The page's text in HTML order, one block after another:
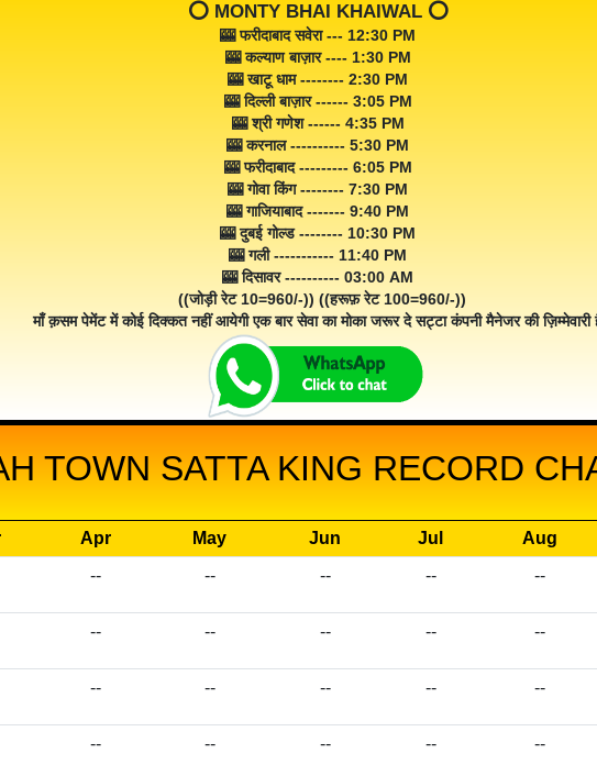
⭕️ MONTY BHAI KHAIWAL ⭕️
🎰 फरीदाबाद सवेरा --- 12:30 PM
🎰 कल्याण बाज़ार ---- 1:30 PM
🎰 खाटू धाम -------- 2:30 PM
🎰 दिल्ली बाज़ार ------ 3:05 PM
🎰 श्री गणेश ------ 4:35 PM
🎰 करनाल ---------- 5:30 PM
🎰 फरीदाबाद --------- 6:05 PM
🎰 गोवा किंग -------- 7:30 PM
🎰 गाजियाबाद ------- 9:40 PM
🎰 दुबई गोल्ड -------- 10:30 PM
🎰 गली ----------- 11:40 PM
🎰 दिसावर ---------- 03:00 AM
((जोड़ी रेट 10=960/-)) ((हरूफ़ रेट 100=960/-))
माँ क़सम पेमेंट में कोई दिक्कत नहीं आयेगी एक बार सेवा का मोका जरूर दे सट्टा कंपनी मैनेजर की ज़िम्मेवारी
TOWN SATTA KING RECORD
Apr May Jun Jul Aug
-- -- -- -- --
-- -- -- -- --
-- -- -- -- --
-- -- -- -- --